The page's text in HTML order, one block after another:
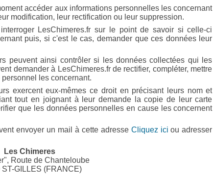
accéder aux informations personnelles les concernant
modification, leur rectification ou leur suppression.
LesChimeres.fr sur le point de savoir si celle-ci
puis, si c'est le cas, demander que ces données leur
peuvent ainsi contrôler si les données collectées qui les
demander à LesChimeres.fr de rectifier, compléter, mettre
les concernant.
exercent eux-mêmes ce droit en précisant leurs nom et
tout en joignant à leur demande la copie de leur carte
que les données personnelles en cause les concernent
envoyer un mail à cette adresse Cliquez ici ou adresser
Les Chimeres
Route de Chanteloube
ST-GILLES (FRANCE)